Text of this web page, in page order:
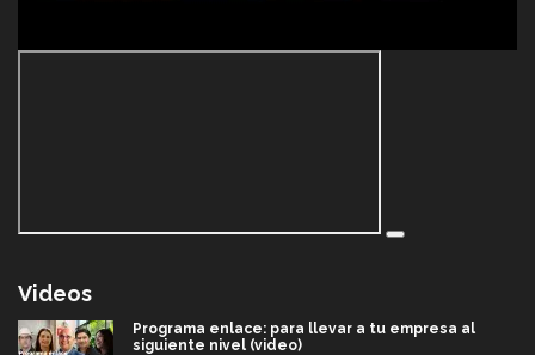
Videos
Programa enlace: para llevar a tu empresa al
siguiente nivel (video)